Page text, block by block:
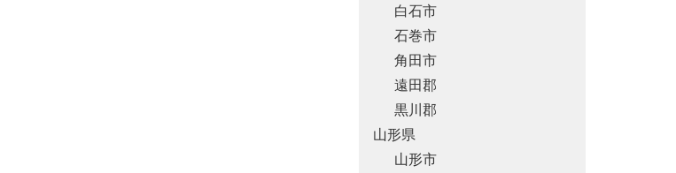
白石市
石巻市
角田市
遠田郡
黒川郡
山形県
山形市